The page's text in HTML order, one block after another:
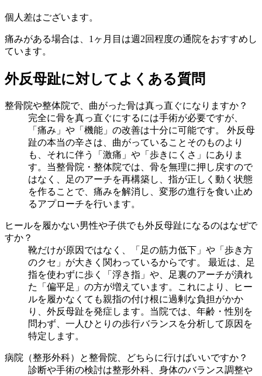
個人差はございます。
痛みがある場合は、1ヶ月目は週2回程度の通院をおすすめし
ています。
外反母趾に対してよくある質問
整骨院や整体院で、曲がった骨は真っ直ぐになりますか？
完全に骨を真っ直ぐにするには手術が必要ですが、
「痛み」や「機能」の改善は十分に可能です。 外反母
趾の本当の辛さは、曲がっていることそのものより
も、それに伴う「激痛」や「歩きにくさ」にありま
す。当整骨院・整体院では、骨を無理に押し戻すので
はなく、足のアーチを再構築し、指が正しく動く状態
を作ることで、痛みを解消し、変形の進行を食い止め
るアプローチを行います。
ヒールを履かない男性や子供でも外反母趾になるのはなぜで
すか？
靴だけが原因ではなく、「足の筋力低下」や「歩き方
のクセ」が大きく関わっているからです。 最近は、足
指を使わずに歩く「浮き指」や、足裏のアーチが潰れ
た「偏平足」の方が増えています。これにより、ヒー
ルを履かなくても親指の付け根に過剰な負担がかか
り、外反母趾を発症します。当院では、年齢・性別を
問わず、一人ひとりの歩行バランスを分析して原因を
特定します。
病院（整形外科）と整骨院、どちらに行けばいいですか？
診断や手術の検討は整形外科、身体のバランス調整や